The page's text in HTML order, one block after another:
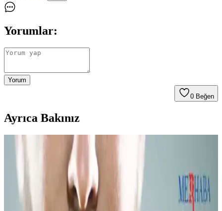
Yorumlar:
Yorum
0 Beğen
Ayrıca Bakınız
Sakallı Kullanıcılar İçin Yüz Maskeleri: Uyum
Sağlama Yöntemleri ve Dikkat Edilmesi Gerekenler
Sakallı bireylerde yüz maskelerinin etkinliği sakal nedeniyle
azalabilir. Maskenin alt kısmını kesmek, sakalı nemlendirmek ve
silikon tutucular kullanmak gibi yöntemler maskenin cilde daha iyi
oturmasını sağlar ve kullanım konforunu artırır.